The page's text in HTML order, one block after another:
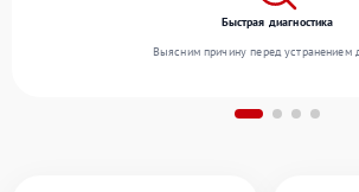
Быстрая диагностика
Выясним причину перед устранением